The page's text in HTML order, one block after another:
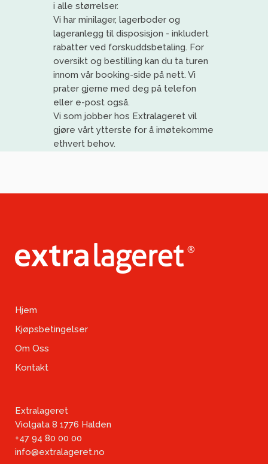
i alle størrelser.
Vi har minilager, lagerboder og
lageranlegg til disposisjon - inkludert
rabatter ved forskuddsbetaling. For
oversikt og bestilling kan du ta turen
innom vår booking-side på nett. Vi
prater gjerne med deg på telefon
eller e-post også.
Vi som jobber hos Extralageret vil
gjøre vårt ytterste for å imøtekomme
ethvert behov.
Hjem
Kjøpsbetingelser
Om Oss
Kontakt
Extralageret
Violgata 8 1776 Halden
+47 94 80 00 00
info@extralageret.no